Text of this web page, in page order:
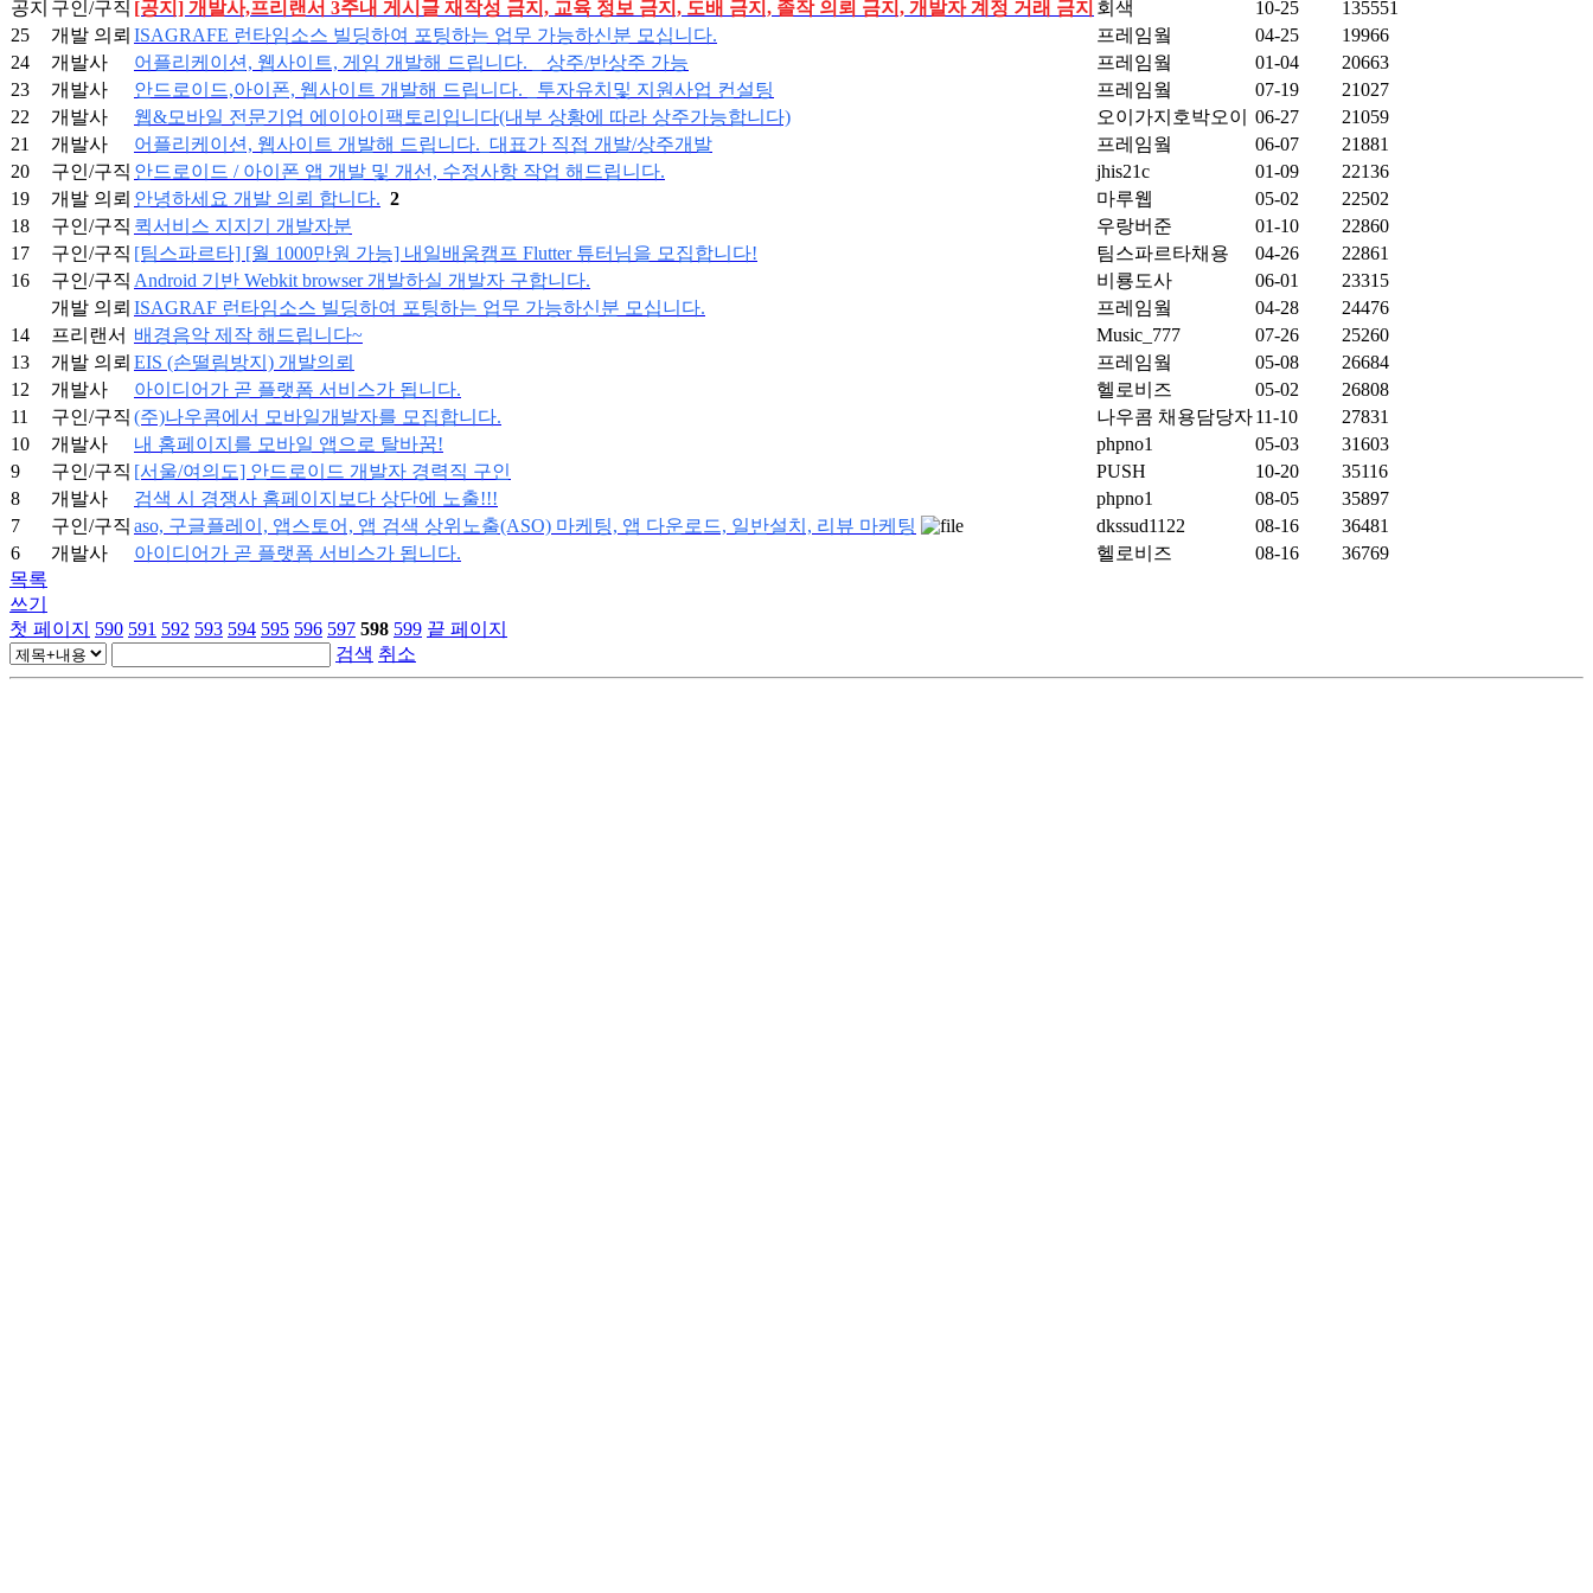
공지 구인/구직 [공지] 개발사,프리랜서 3주내 게시글 재작성 금지, 교육 정보 금지, 도배 금지, 졸작 의뢰 금지, 개발자 계정 거래 금지 회색 10-25
135551
25
개발 의뢰 ISAGRAFE 런타임소스 빌딩하여 포팅하는 업무 가능하신분 모십니다. 프레임웤 04-25
19966
24
개발사 어플리케이션, 웹사이트, 게임 개발해 드립니다. _ 상주/반상주 가능 프레임웤 01-04
20663
23
개발사 안드로이드,아이폰, 웹사이트 개발해 드립니다. _투자유치및 지원사업 컨설팅 프레임웤 07-19
21027
22
개발사 웹&모바일 전문기업 에이아이팩토리입니다(내부 상황에 따라 상주가능합니다) 오이가지호박오이 06-27
21059
21
개발사 어플리케이션, 웹사이트 개발해 드립니다._대표가 직접 개발/상주개발 프레임웤 06-07
21881
20
구인/구직 안드로이드 / 아이폰 앱 개발 및 개선, 수정사항 작업 해드립니다. jhis21c 01-09
22136
19
개발 의뢰 안녕하세요 개발 의뢰 합니다. 2 마루웹 05-02
22502
18
구인/구직 퀵서비스 지지기 개발자분 우랑버준 01-10
22860
17
구인/구직 [팀스파르타] [월 1000만원 가능] 내일배움캠프 Flutter 튜터님을 모집합니다! 팀스파르타채용 04-26
22861
16
구인/구직 Android 기반 Webkit browser 개발하실 개발자 구합니다. 비룡도사 06-01
23315
개발 의뢰 ISAGRAF 런타임소스 빌딩하여 포팅하는 업무 가능하신분 모십니다. 프레임웤 04-28
24476
14
프리랜서 배경음악 제작 해드립니다~ Music_777 07-26
25260
13
개발 의뢰 EIS (손떨림방지) 개발의뢰 프레임웤 05-08
26684
12
개발사 아이디어가 곧 플랫폼 서비스가 됩니다. 헬로비즈 05-02
26808
11
구인/구직 (주)나우콤에서 모바일개발자를 모집합니다. 나우콤 채용담당자11-10
27831
10
개발사 내 홈페이지를 모바일 앱으로 탈바꿈! phpno1 05-03
31603
9
구인/구직 [서울/여의도] 안드로이드 개발자 경력직 구인 PUSH 10-20
35116
8
개발사 검색 시 경쟁사 홈페이지보다 상단에 노출!!! phpno1 08-05
35897
7
구인/구직 aso, 구글플레이, 앱스토어, 앱 검색 상위노출(ASO) 마케팅, 앱 다운로드, 일반설치, 리뷰 마케팅 dkssud1122 08-16
36481
6
개발사 아이디어가 곧 플랫폼 서비스가 됩니다. 헬로비즈 08-16
36769
목록
쓰기
첫 페이지
590 591 592 593 594 595 596 597 598 599 끝 페이지
검색 취소